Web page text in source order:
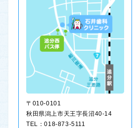
〒010-0101
秋田県潟上市天王字長沼40-14
TEL：018-873-5111